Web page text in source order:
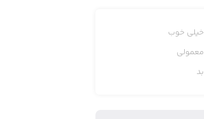
خیلی خوب
معمولی
بد